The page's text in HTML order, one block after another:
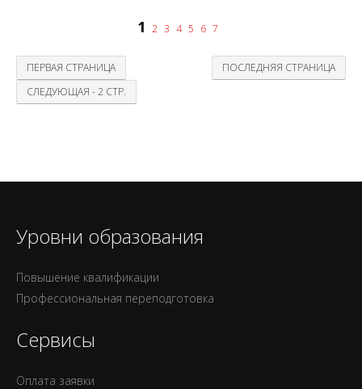
1 2 3 4 5 6 7
ПЕРВАЯ СТРАНИЦА
ПОСЛЕДНЯЯ СТРАНИЦА
СЛЕДУЮЩАЯ - 2 СТР.
Уровни образования
Повышение квалификации
Профессиональная переподготовка
Сервисы
Оплата заявки